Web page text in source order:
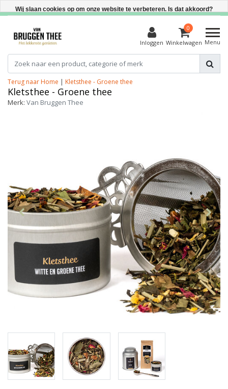
Direct uit voorraad leverbaar
Inloggen
0
Winkelwagen Menu
Terug naar Home | Kletsthee - Groene thee
Kletsthee - Groene thee
Merk: Van Bruggen Thee
Wij slaan cookies op om onze website te verbeteren. Is dat akkoord?
Meer over cookies »